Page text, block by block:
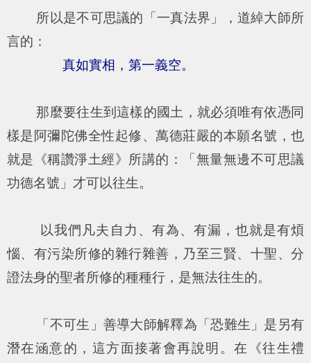
所以是不可思議的「一真法界」，道綽大師所
言的：
真如實相，第一義空。
那麼要往生到這樣的國土，就必須唯有依憑同
樣是阿彌陀佛全性起修、萬德莊嚴的本願名號，也
就是《稱讚淨土經》所講的：「無量無邊不可思議
功德名號」才可以往生。
以我們凡夫自力、有為、有漏，也就是有煩
惱、有污染所修的雜行雜善，乃至三賢、十聖、分
證法身的聖者所修的種種行，是無法往生的。
「不可生」善導大師解釋為「恐難生」是另有
潛在涵意的，這方面接著會再說明。在《往生禮